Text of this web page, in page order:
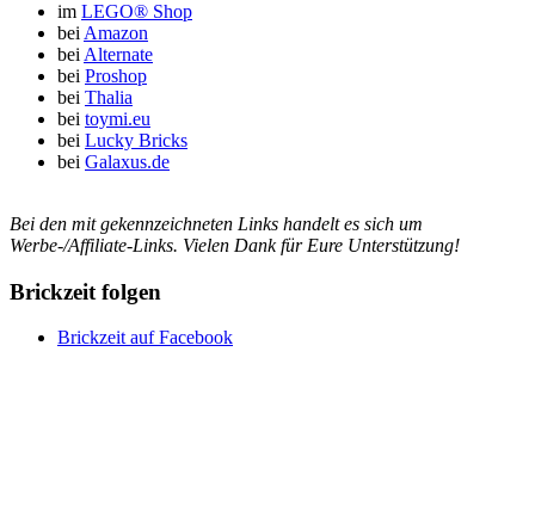
im LEGO® Shop
bei Amazon
bei Alternate
bei Proshop
bei Thalia
bei toymi.eu
bei Lucky Bricks
bei Galaxus.de
Bei den mitgekennzeichneten Links handelt es sich um
Werbe-/Affiliate-Links. Vielen Dank für Eure Unterstützung!
Brickzeit folgen
Brickzeit auf Facebook